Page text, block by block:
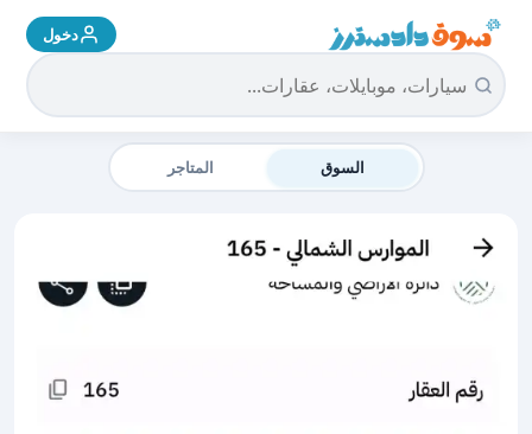
سوق دادسترز الرئيسية دخول
السوق المتاجر